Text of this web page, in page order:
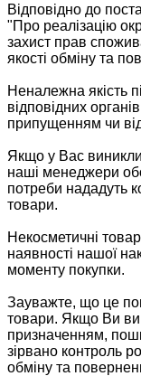
Відповідно до
"Про реалізацію
захист прав
якості обміну та
Неналежна якість
відповідних
припущенням чи
Якщо у Вас
наші менеджери
потреби нададуть
товари.
Некосметичні
наявності нашої
моменту покупки.
Зауважте, що це
товари. Якщо Ви
призначенням,
зірвано контроль
обміну та